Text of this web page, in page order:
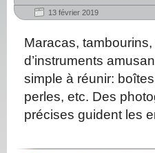
13 février 2019
Maracas,
d’instruments
simple à réunir:
perles, etc. Des
précises guident les